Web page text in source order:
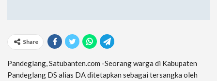
Share
Pandeglang, Satubanten.com -Seorang warga di Kabupaten
Pandeglang DS alias DA ditetapkan sebagai tersangka oleh